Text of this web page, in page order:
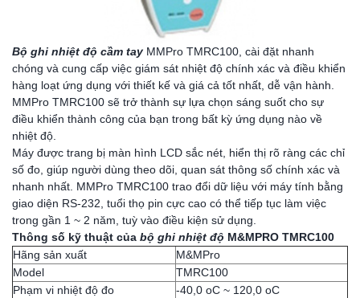
Bộ ghi nhiệt độ cầm tay MMPro TMRC100, cài đặt nhanh
chóng và cung cấp việc giám sát nhiệt độ chính xác và điều khiển
hàng loạt ứng dụng với thiết kế và giá cả tốt nhất, dễ vận hành.
MMPro TMRC100 sẽ trở thành sự lựa chọn sáng suốt cho sự
điều khiển thành công của bạn trong bất kỳ ứng dụng nào về
nhiệt độ.
Máy được trang bị màn hình LCD sắc nét, hiển thị rõ ràng các chỉ
số đo, giúp người dùng theo dõi, quan sát thông số chính xác và
nhanh nhất. MMPro TMRC100 trao đổi dữ liệu với máy tính bằng
giao diện RS-232, tuổi thọ pin cực cao có thể tiếp tục làm việc
trong gần 1 ~ 2 năm, tuỳ vào điều kiện sử dụng.
Thông số kỹ thuật của bộ ghi nhiệt độ M&MPRO TMRC100
Hãng sản xuất
M&MPro
Model
TMRC100
Phạm vi nhiệt độ đo
-40,0 oC ~ 120,0 oC